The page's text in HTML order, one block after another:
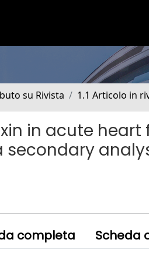
su Rivista 1.1 Articolo in
in acute
completa Scheda